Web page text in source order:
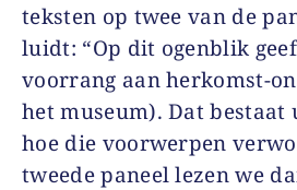
teksten op twee van de
luidt: “Op dit ogenblik
voorrang aan herkomst-
het museum). Dat
hoe die voorwerpen
tweede paneel lezen we